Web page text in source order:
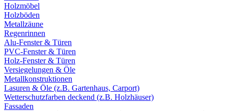
Holzmöbel
Holzböden
Metallzäune
Regenrinnen
Alu-Fenster & Türen
PVC-Fenster & Türen
Holz-Fenster & Türen
Versiegelungen & Öle
Metallkonstruktionen
Lasuren & Öle (z.B. Gartenhaus, Carport)
Wetterschutzfarben deckend (z.B. Holzhäuser)
Fassaden